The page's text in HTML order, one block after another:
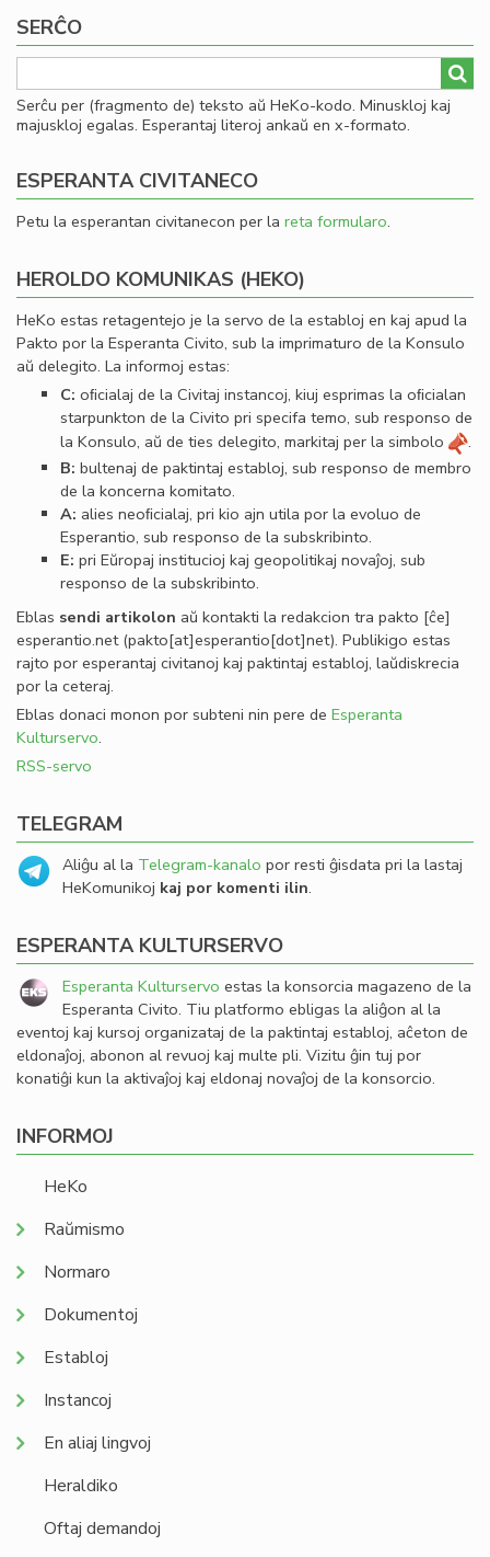
SERĈO
Serĉu per (fragmento de) teksto aŭ HeKo-kodo. Minuskloj kaj
majuskloj egalas. Esperantaj literoj ankaŭ en x-formato.
ESPERANTA CIVITANECO
Petu la esperantan civitanecon per la reta formularo.
HEROLDO KOMUNIKAS (HEKO)
HeKo estas retagentejo je la servo de la establoj en kaj apud la
Pakto por la Esperanta Civito, sub la imprimaturo de la Konsulo
aŭ delegito. La informoj estas:
C: oﬁcialaj de la Civitaj instancoj, kiuj esprimas la oﬁcialan
starpunkton de la Civito pri specifa temo, sub responso de
la Konsulo, aŭ de ties delegito, markitaj per la simbolo
.
B: bultenaj de paktintaj establoj, sub responso de membro
de la koncerna komitato.
A: alies neoﬁcialaj, pri kio ajn utila por la evoluo de
Esperantio, sub responso de la subskribinto.
E: pri Eŭropaj institucioj kaj geopolitikaj novaĵoj, sub
responso de la subskribinto.
Eblas sendi artikolon aŭ kontakti la redakcion tra pakto [ĉe]
esperantio.net(pakto[at]esperantio[dot]net). Publikigo estas
rajto por esperantaj civitanoj kaj paktintaj establoj, laŭdiskrecia
por la ceteraj.
Eblas donaci monon por subteni nin pere de Esperanta
Kulturservo.
RSS-servo
TELEGRAM
Aliĝu al la Telegram-kanalo por resti ĝisdata pri la lastaj
HeKomunikoj kaj por komenti ilin.
ESPERANTA KULTURSERVO
Esperanta Kulturservo estas la konsorcia magazeno de la
Esperanta Civito. Tiu platformo ebligas la aliĝon al la
eventoj kaj kursoj organizataj de la paktintaj establoj, aĉeton de
eldonaĵoj, abonon al revuoj kaj multe pli. Vizitu ĝin tuj por
konatiĝi kun la aktivaĵoj kaj eldonaj novaĵoj de la konsorcio.
INFORMOJ
HeKo
Raŭmismo
Normaro
Dokumentoj
Establoj
Instancoj
En aliaj lingvoj
Heraldiko
Oftaj demandoj